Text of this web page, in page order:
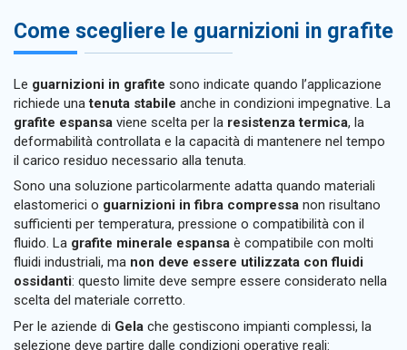
Come scegliere le guarnizioni in grafite
Le guarnizioni in grafite sono indicate quando l’applicazione
richiede unatenuta stabile anche in condizioni impegnative. La
grafite espansa viene scelta per la resistenza termica, la
deformabilità controllata e la capacità di mantenere nel tempo
il carico residuo necessario alla tenuta.
Sono una soluzione particolarmente adatta quando materiali
elastomerici o guarnizioni in fibra compressa non risultano
sufficienti per temperatura, pressione o compatibilità con il
fluido. La grafite minerale espansa è compatibile con molti
fluidi industriali, ma non deve essere utilizzata con fluidi
ossidanti: questo limite deve sempre essere considerato nella
scelta del materiale corretto.
Per le aziende di Gela che gestiscono impianti complessi, la
selezione deve partire dalle condizioni operative reali: